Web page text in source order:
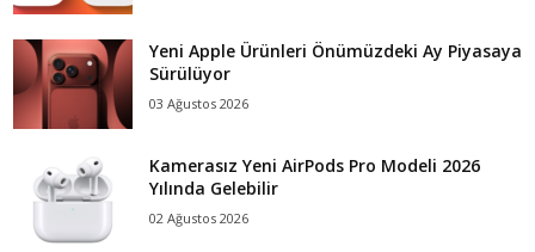
Yeni Apple Ürünleri Önümüzdeki Ay Piyasaya
Sürülüyor
03 Ağustos 2026
Kamerasız Yeni AirPods Pro Modeli 2026
Yılında Gelebilir
02 Ağustos 2026